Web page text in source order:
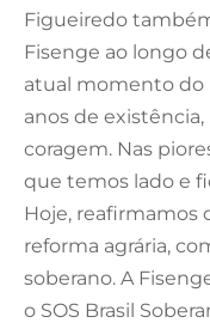
Figueiredo
Fisenge ao longo
atual momento do
anos de
coragem. Nas
que temos lado e
Hoje, reafirmamos
reforma agrária,
soberano. A
o SOS Brasil